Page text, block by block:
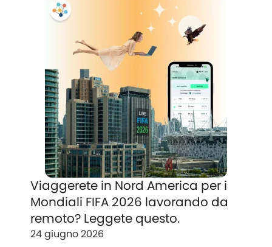
Viaggerete in Nord America per i
Mondiali FIFA 2026 lavorando da
remoto? Leggete questo.
24 giugno 2026